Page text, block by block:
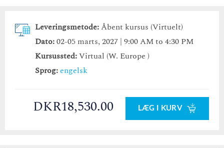
Leveringsmetode:Åbent kursus (Virtuelt)
Dato:02-05 marts, 2027 | 9:00 AM to 4:30 PM
Kursussted:Virtual (W. Europe )
Sprog:engelsk
DKR18,530.00 LÆG I KURV